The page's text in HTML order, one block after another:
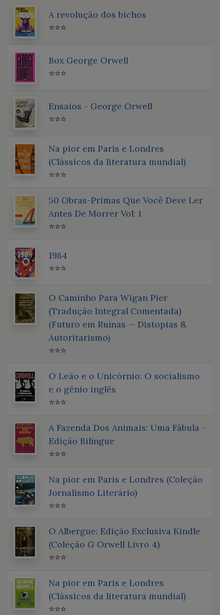
A revolução dos bichos
⭐⭐⭐
Box George Orwell
⭐⭐⭐
Ensaios - George Orwell
⭐⭐⭐
Na pior em Paris e Londres
(Clássicos da literatura mundial)
⭐⭐⭐
50 Obras-Primas Que Você Deve Ler
Antes De Morrer Vol: 1
⭐⭐⭐
1984
⭐⭐⭐
O Caminho Para Wigan Pier
(Tradução Integral Comentada)
(Futuro em Ruínas — Distopias &
Autoritarismo)
⭐⭐⭐
O Leão e o Unicórnio: O socialismo
e o gênio inglês
⭐⭐⭐
A Fazenda Dos Animais: Uma Fábula -
Edição Bilíngue
⭐⭐⭐
Na pior em Paris e Londres (Coleção
Jornalismo Literário)
⭐⭐⭐
O Albergue: Edição Exclusiva Kindle
(Coleção G Orwell Livro 4)
⭐⭐⭐
Na pior em Paris e Londres
(Clássicos da literatura mundial)
⭐⭐⭐